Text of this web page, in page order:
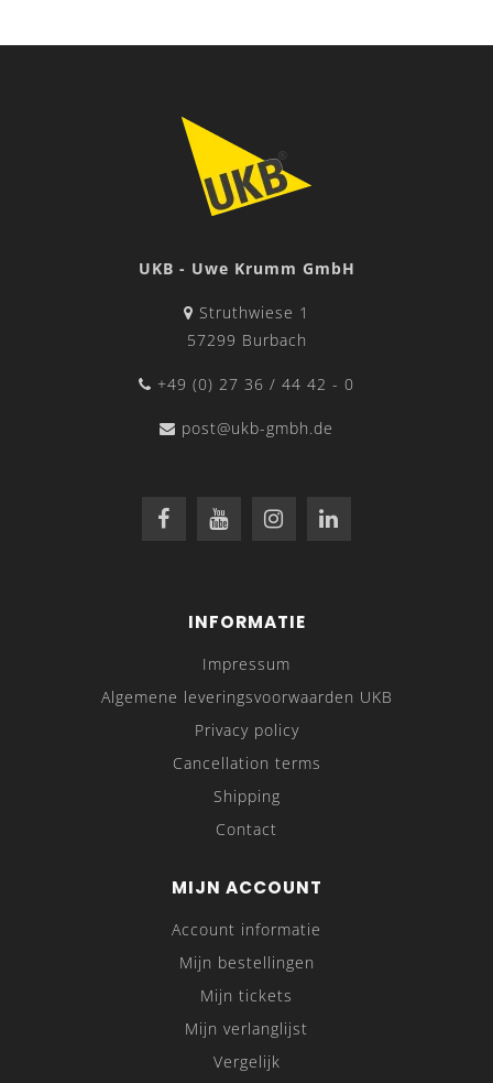
UKB - Uwe Krumm GmbH
Struthwiese 1
57299 Burbach
+49 (0) 27 36 / 44 42 - 0
post@ukb-gmbh.de
INFORMATIE
Impressum
Algemene leveringsvoorwaarden UKB
Privacy policy
Cancellation terms
Shipping
Contact
MIJN ACCOUNT
Account informatie
Mijn bestellingen
Mijn tickets
Mijn verlanglijst
Vergelijk